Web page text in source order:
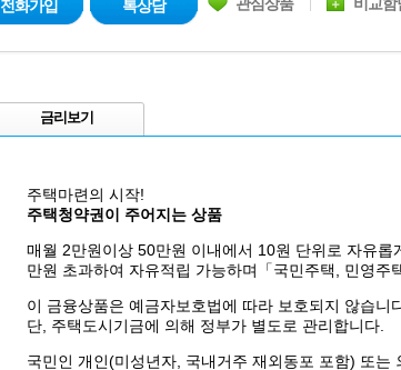
전화가입 톡상담 관심상품 비교함
금리보기
주택마련의 시작!
주택청약권이 주어지는 상품
매월 2만원이상 50만원 이내에서 10원 단위로 자유
만원 초과하여 자유적립 가능하며「국민주택, 민영주
이 금융상품은 예금자보호법에 따라 보호되지 않습니
단, 주택도시기금에 의해 정부가 별도로 관리합니다.
국민인 개인(미성년자, 국내거주 재외동포 포함) 또